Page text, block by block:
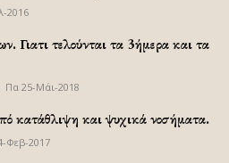
2016
Γιατι τελούνται τα 3ήμερα και τα
Πα 25-Μάι-2018
κατάθλιψη και ψυχικά νοσήματα.
Φεβ-2017